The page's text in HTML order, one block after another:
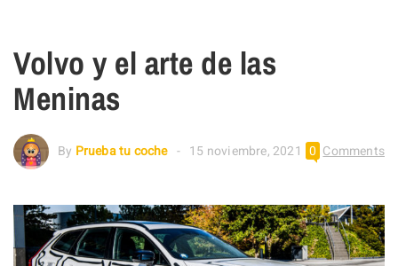
Volvo y el arte de las
Meninas
By Prueba tu coche 15 noviembre, 2021 0 Comments